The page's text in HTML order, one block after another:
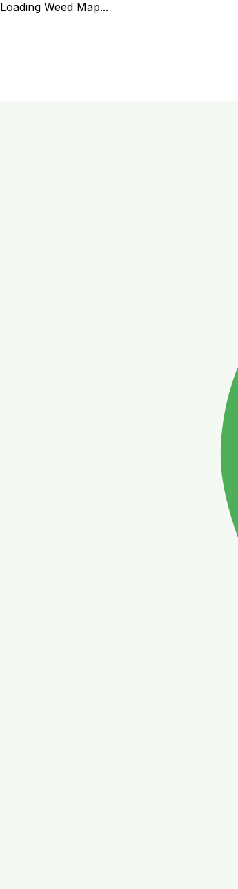
Loading Weed Map...